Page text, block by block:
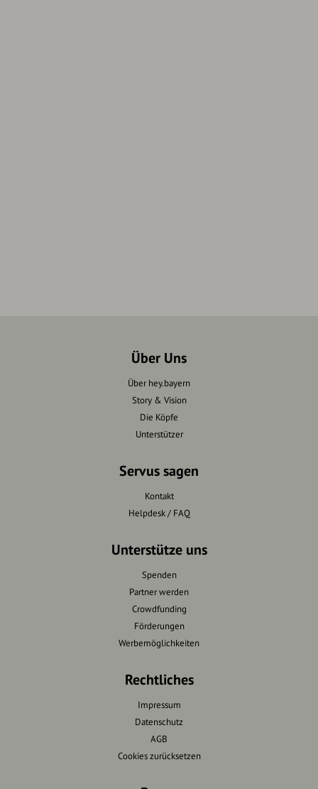
Über Uns
Über hey.bayern
Story & Vision
Die Köpfe
Unterstützer
Servus sagen
Kontakt
Helpdesk / FAQ
Unterstütze uns
Spenden
Partner werden
Crowdfunding
Förderungen
Werbemöglichkeiten
Rechtliches
Impressum
Datenschutz
AGB
Cookies zurücksetzen